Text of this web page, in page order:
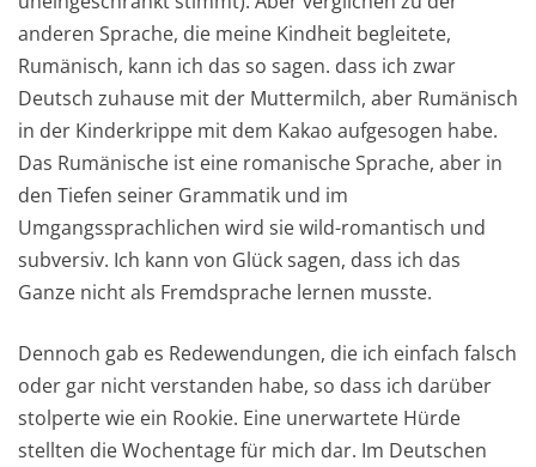
anderen Sprache, die meine Kindheit begleitete,
Rumänisch, kann ich das so sagen. dass ich zwar
Deutsch zuhause mit der Muttermilch, aber Rumänisch
in der Kinderkrippe mit dem Kakao aufgesogen habe.
Das Rumänische ist eine romanische Sprache, aber in
den Tiefen seiner Grammatik und im
Umgangssprachlichen wird sie wild-romantisch und
subversiv. Ich kann von Glück sagen, dass ich das
Ganze nicht als Fremdsprache lernen musste.
Dennoch gab es Redewendungen, die ich einfach falsch
oder gar nicht verstanden habe, so dass ich darüber
stolperte wie ein Rookie. Eine unerwartete Hürde
stellten die Wochentage für mich dar. Im Deutschen